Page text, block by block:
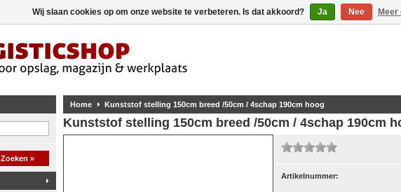
Zoeken »
Home Kunststof stelling 150cm breed /50cm / 4schap 190cm hoog
Kunststof stelling 150cm breed /50cm / 4schap 190cm
Artikelnummer:
Wij slaan cookies op om onze website te verbeteren. Is dat akkoord? Ja Nee